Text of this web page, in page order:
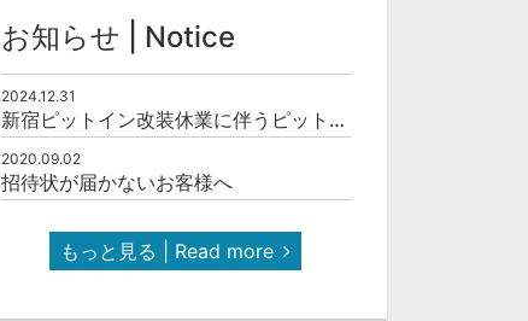
お知らせ | Notice
2024.12.31
新宿ピットイン改装休業に伴うピットインネットジャズのご案内
2020.09.02
招待状が届かないお客様へ
もっと見る | Read more